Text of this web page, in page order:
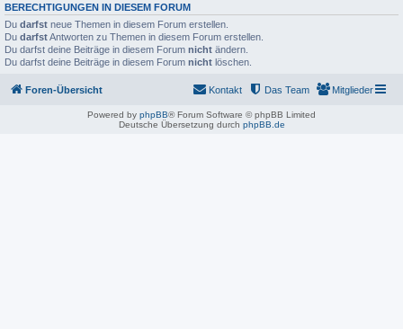
BERECHTIGUNGEN IN DIESEM FORUM
Du darfst neue Themen in diesem Forum erstellen.
Du darfstAntworten zu Themen in diesem Forum erstellen.
Du darfst deine Beiträge in diesem Forum nicht ändern.
Du darfst deine Beiträge in diesem Forum nicht löschen.
Foren-Übersicht Mitglieder
Das Team
Kontakt
Powered by phpBB® Forum Software © phpBB Limited
Deutsche Übersetzung durch phpBB.de